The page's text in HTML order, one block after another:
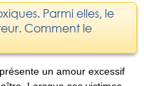
Parmi elles, le
Comment le
un amour excessif